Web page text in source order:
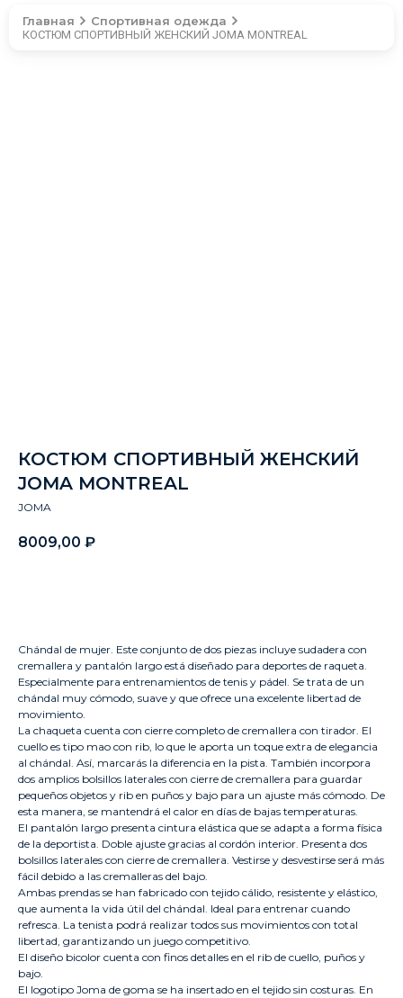
Главная Спортивная одежда
КОСТЮМ СПОРТИВНЫЙ ЖЕНСКИЙ JOMA MONTREAL
КОСТЮМ СПОРТИВНЫЙ ЖЕНСКИЙ
JOMA MONTREAL
JOMA
8009,00 ₽
Chándal de mujer. Este conjunto de dos piezas incluye sudadera con
cremallera y pantalón largo está diseñado para deportes de raqueta.
Especialmente para entrenamientos de tenis y pádel. Se trata de un
chándal muy cómodo, suave y que ofrece una excelente libertad de
movimiento.
La chaqueta cuenta con cierre completo de cremallera con tirador. El
cuello es tipo mao con rib, lo que le aporta un toque extra de elegancia
al chándal. Así, marcarás la diferencia en la pista. También incorpora
dos amplios bolsillos laterales con cierre de cremallera para guardar
pequeños objetos y rib en puños y bajo para un ajuste más cómodo. De
esta manera, se mantendrá el calor en días de bajas temperaturas.
El pantalón largo presenta cintura elástica que se adapta a forma física
de la deportista. Doble ajuste gracias al cordón interior. Presenta dos
bolsillos laterales con cierre de cremallera. Vestirse y desvestirse será más
fácil debido a las cremalleras del bajo.
Ambas prendas se han fabricado con tejido cálido, resistente y elástico,
que aumenta la vida útil del chándal. Ideal para entrenar cuando
refresca. La tenista podrá realizar todos sus movimientos con total
libertad, garantizando un juego competitivo.
El diseño bicolor cuenta con finos detalles en el rib de cuello, puños y
bajo.
El logotipo Joma de goma se ha insertado en el tejido sin costuras. En